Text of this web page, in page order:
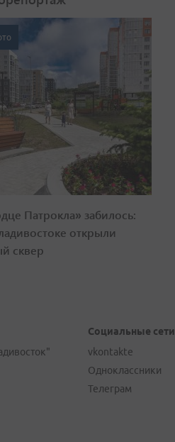
Патрокла» забилось:
открыли
сквер
Социальные сети
vkontakte
Одноклассники
Телеграм